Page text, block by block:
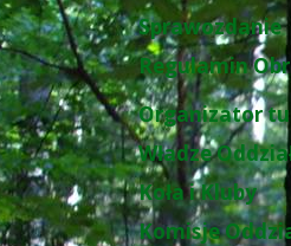
Sprawozdanie
Regulamin
Organizator
Władze
Koła i Kluby
Komisje